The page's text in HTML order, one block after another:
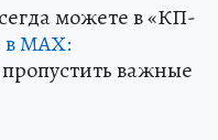
можете в «КП-
в МАХ:
важные